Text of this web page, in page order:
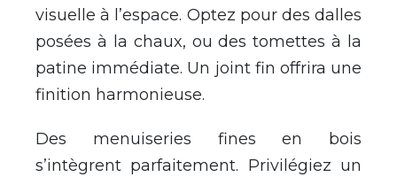
visuelle à l’espace. Optez pour des dalles
posées à la chaux, ou des tomettes à la
patine immédiate. Un joint fin offrira une
finition harmonieuse.
Des menuiseries fines en bois
s’intègrent parfaitement. Privilégiez un